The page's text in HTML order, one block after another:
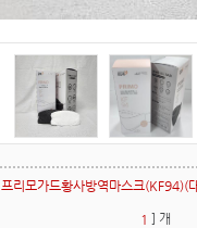
프리모가드황사방역마스크(KF94)(
1 ] 개